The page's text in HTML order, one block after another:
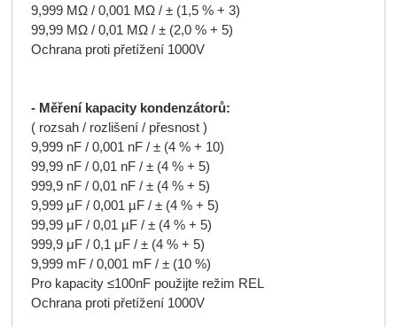
9,999 MΩ / 0,001 MΩ / ± (1,5 % + 3)
99,99 MΩ / 0,01 MΩ / ± (2,0 % + 5)
Ochrana proti přetížení 1000V
- Měření kapacity kondenzátorů:
( rozsah / rozlišení / přesnost )
9,999 nF / 0,001 nF / ± (4 % + 10)
99,99 nF / 0,01 nF / ± (4 % + 5)
999,9 nF / 0,01 nF / ± (4 % + 5)
9,999 µF / 0,001 µF / ± (4 % + 5)
99,99 µF / 0,01 µF / ± (4 % + 5)
999,9 μF / 0,1 μF / ± (4 % + 5)
9,999 mF / 0,001 mF / ± (10 %)
Pro kapacity ≤100nF použijte režim REL
Ochrana proti přetížení 1000V